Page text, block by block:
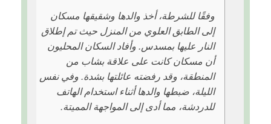
وفقًا للشرطة، أخذ والدها وشقيقها مسكان
إلى الطابق العلوي من المنزل حيث تم إطلاق
النار عليها بمسدس. وأفاد السكان المحليون
أن مسكان كانت على علاقة بشاب من
المنطقة، وقد رفضته عائلتها بشدة. وفي نفس
الليلة، ضبطها والدها أثناء استخدام الهاتف
للدردشة، مما أدى إلى المواجهة المميتة.